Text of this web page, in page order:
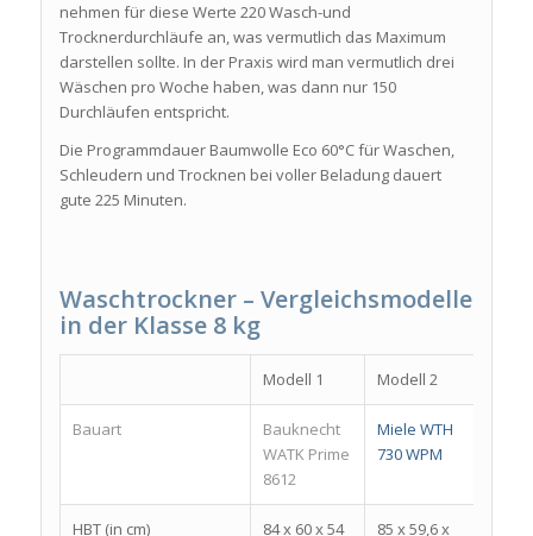
nehmen für diese Werte 220 Wasch-und
Trocknerdurchläufe an, was vermutlich das Maximum
darstellen sollte. In der Praxis wird man vermutlich drei
Wäschen pro Woche haben, was dann nur 150
Durchläufen entspricht.
Die Programmdauer Baumwolle Eco 60°C für Waschen,
Schleudern und Trocknen bei voller Beladung dauert
gute 225 Minuten.
Waschtrockner – Vergleichsmodelle
in der Klasse 8 kg
Modell 1 Modell 2
Bauart
Bauknecht
WATK Prime
8612
Miele WTH
730 WPM
HBT (in cm) 84 x 60 x 54
85 x 59,6 x